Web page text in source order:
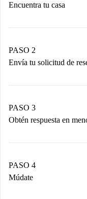
Encuentra tu casa
Tienes toda la
PASO 2
Envía tu solicitud de
propietario acepte.
PASO 3
Obtén respuesta en
contacto con el
Si es rechazada:
PASO 4
Múdate